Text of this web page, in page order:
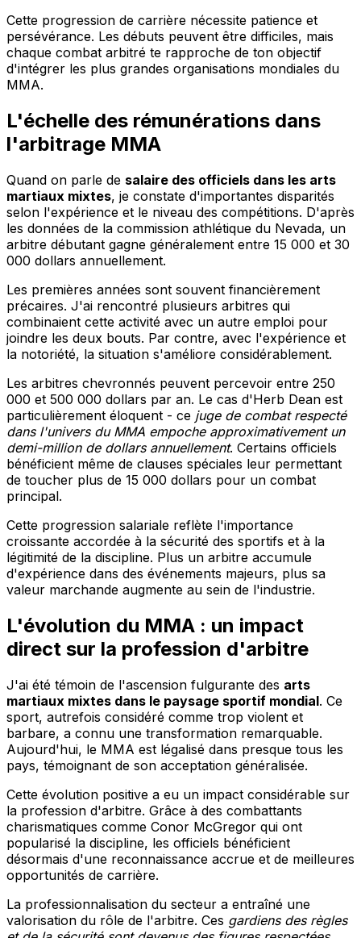
Cette progression de carrière nécessite patience et
persévérance. Les débuts peuvent être difficiles, mais
chaque combat arbitré te rapproche de ton objectif
d'intégrer les plus grandes organisations mondiales du
MMA.
L'échelle des rémunérations dans
l'arbitrage MMA
Quand on parle de salaire des officiels dans les arts
martiaux mixtes, je constate d'importantes disparités
selon l'expérience et le niveau des compétitions. D'après
les données de la commission athlétique du Nevada, un
arbitre débutant gagne généralement entre 15 000 et 30
000 dollars annuellement.
Les premières années sont souvent financièrement
précaires. J'ai rencontré plusieurs arbitres qui
combinaient cette activité avec un autre emploi pour
joindre les deux bouts. Par contre, avec l'expérience et
la notoriété, la situation s'améliore considérablement.
Les arbitres chevronnés peuvent percevoir entre 250
000 et 500 000 dollars par an. Le cas d'Herb Dean est
particulièrement éloquent - ce juge de combat respecté
dans l'univers du MMA empoche approximativement un
demi-million de dollars annuellement. Certains officiels
bénéficient même de clauses spéciales leur permettant
de toucher plus de 15 000 dollars pour un combat
principal.
Cette progression salariale reflète l'importance
croissante accordée à la sécurité des sportifs et à la
légitimité de la discipline. Plus un arbitre accumule
d'expérience dans des événements majeurs, plus sa
valeur marchande augmente au sein de l'industrie.
L'évolution du MMA : un impact
direct sur la profession d'arbitre
J'ai été témoin de l'ascension fulgurante des arts
martiaux mixtes dans le paysage sportif mondial. Ce
sport, autrefois considéré comme trop violent et
barbare, a connu une transformation remarquable.
Aujourd'hui, le MMA est légalisé dans presque tous les
pays, témoignant de son acceptation généralisée.
Cette évolution positive a eu un impact considérable sur
la profession d'arbitre. Grâce à des combattants
charismatiques comme Conor McGregor qui ont
popularisé la discipline, les officiels bénéficient
désormais d'une reconnaissance accrue et de meilleures
opportunités de carrière.
La professionnalisation du secteur a entraîné une
valorisation du rôle de l'arbitre. Ces gardiens des règles